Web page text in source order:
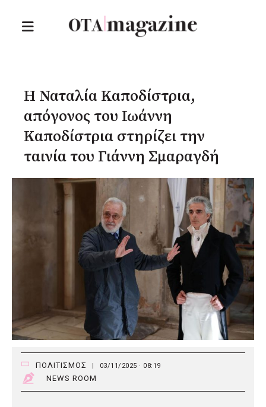
Η Ναταλία Καποδίστρια,
απόγονος του Ιωάννη
Καποδίστρια στηρίζει την
ταινία του Γιάννη Σμαραγδή
ΠΟΛΙΤΙΣΜΟΣ | 03/11/2025 · 08:19
NEWS ROOM